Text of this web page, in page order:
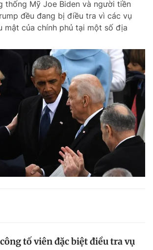
thống Mỹ Joe Biden và người tiền
đều đang bị điều tra vì các vụ
mật của chính phủ tại một số địa
tố viên đặc biệt điều tra vụ